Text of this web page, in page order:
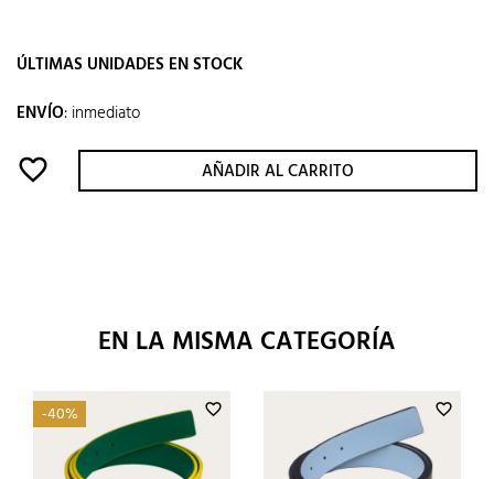
ÚLTIMAS UNIDADES EN STOCK
ENVÍO: inmediato
favorite_border AÑADIR AL CARRITO
EN LA MISMA CATEGORÍA
favorite_border
-40% favorite_border